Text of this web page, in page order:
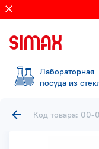
Лабораторная
посуда из
Код товара: 00-